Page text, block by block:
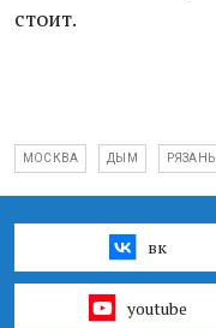
стоит.
МОСКВА ДЫМ РЯЗАНЬ
вк
youtube